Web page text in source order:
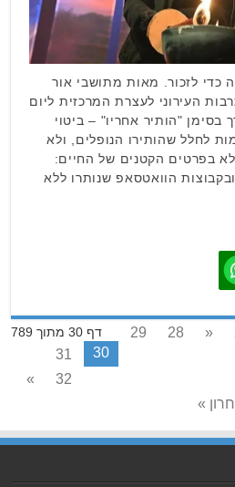
כדי לזכור. מאות מתושבי אור
העירוני לעצרת המרכזית ליום
בסימן "הותיר אחריו" – ביטוי
לחלל שהותירו הנופלים, ולא
בפרטים הקטנים של החיים:
הוואטסאפ שנותרו ללא
דף 30 מתוך 789 «
28
29
30
31
32
»
»